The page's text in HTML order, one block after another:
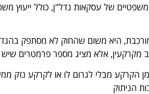
של עסקאות נדל"ן, כולל ייעוץ
היא משום שהחוק לא מסתפק
מקרקעין, אלא מציג מספר פרמטרים
הקרקע מבלי לגרום לו או לקרקע נזק
הניתוק